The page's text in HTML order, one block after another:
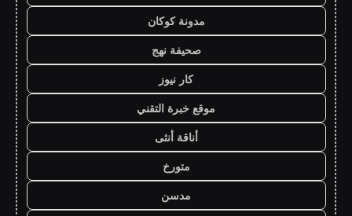
مدونة كوكان
صحيفة نهج
كار نيوز
موقع خبرة التقني
أناقة أنثى
متورخ
مدسن